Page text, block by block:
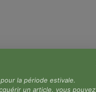
la période estivale.
un article, vous pouvez